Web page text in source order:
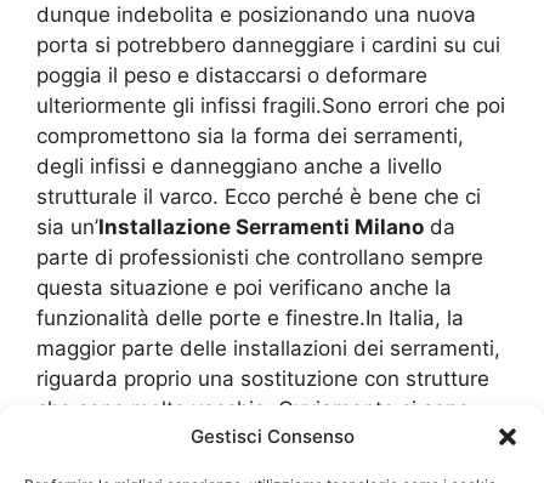
Gestisci Consenso
dunque indebolita e posizionando una nuova
porta si potrebbero danneggiare i cardini su cui
poggia il peso e distaccarsi o deformare
ulteriormente gli infissi fragili.Sono errori che poi
compromettono sia la forma dei serramenti,
degli infissi e danneggiano anche a livello
strutturale il varco. Ecco perché è bene che ci
sia un’Installazione Serramenti Milano da
parte di professionisti che controllano sempre
questa situazione e poi verificano anche la
funzionalità delle porte e finestre.In Italia, la
maggior parte delle installazioni dei serramenti,
riguarda proprio una sostituzione con strutture
che sono molto vecchie. Ovviamente ci sono
anche i montaggi in case nuove, ma occorre